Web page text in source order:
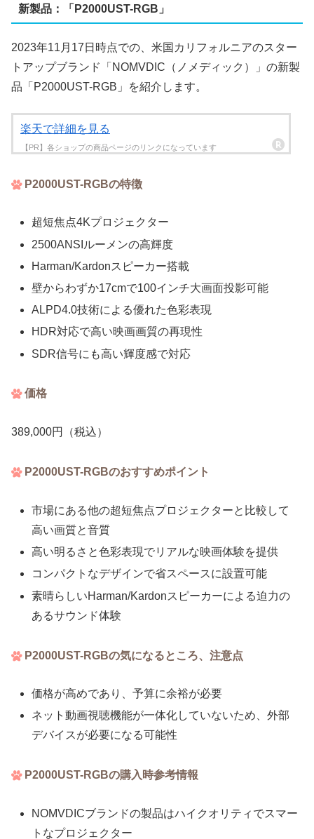
新製品：「P2000UST-RGB」
2023年11月17日時点での、米国カリフォルニアのスター
トアップブランド「NOMVDIC（ノメディック）」の新製
品「P2000UST-RGB」を紹介します。
楽天で詳細を見る
P2000UST-RGBの特徴
超短焦点4Kプロジェクター
2500ANSIルーメンの高輝度
Harman/Kardonスピーカー搭載
壁からわずか17cmで100インチ大画面投影可能
ALPD4.0技術による優れた色彩表現
HDR対応で高い映画画質の再現性
SDR信号にも高い輝度感で対応
価格
389,000円（税込）
P2000UST-RGBのおすすめポイント
市場にある他の超短焦点プロジェクターと比較して
高い画質と音質
高い明るさと色彩表現でリアルな映画体験を提供
コンパクトなデザインで省スペースに設置可能
素晴らしいHarman/Kardonスピーカーによる迫力の
あるサウンド体験
P2000UST-RGBの気になるところ、注意点
価格が高めであり、予算に余裕が必要
ネット動画視聴機能が一体化していないため、外部
デバイスが必要になる可能性
P2000UST-RGBの購入時参考情報
NOMVDICブランドの製品はハイクオリティでスマー
トなプロジェクター